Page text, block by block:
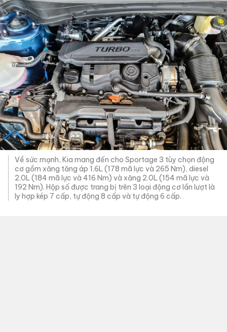
Về sức mạnh, Kia mang đến cho Sportage 3 tùy chọn động
cơ gồm xăng tăng áp 1.6L (178 mã lực và 265 Nm), diesel
2.0L (184 mã lực và 416 Nm) và xăng 2.0L (154 mã lực và
192 Nm). Hộp số được trang bị trên 3 loại động cơ lần lượt là
ly hợp kép 7 cấp, tự động 8 cấp và tự động 6 cấp.